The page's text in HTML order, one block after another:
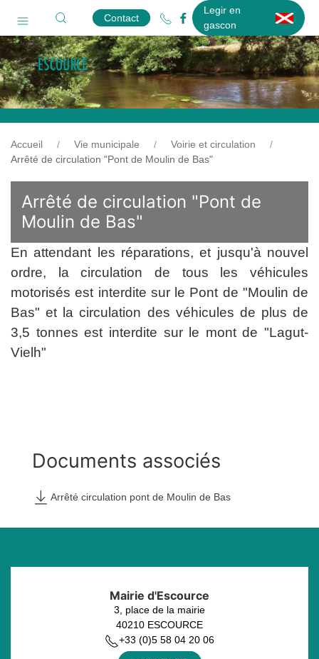
Contact
Legir en
gascon
Accueil Vie municipale
Voirie et circulation
Arrêté de circulation "Pont de Moulin de Bas"
Arrêté de circulation "Pont de
Moulin de Bas"
En attendant les réparations, et jusqu'à nouvel
ordre, la circulation de tous les véhicules
motorisés est interdite sur le Pont de "Moulin de
Bas" et la circulation des véhicules de plus de
3,5 tonnes est interdite sur le mont de "Lagut-
Vielh"
Documents associés
Arrêté circulation pont de Moulin de Bas
Mairie d'Escource
3, place de la mairie
40210 ESCOURCE
+33 (0)5 58 04 20 06